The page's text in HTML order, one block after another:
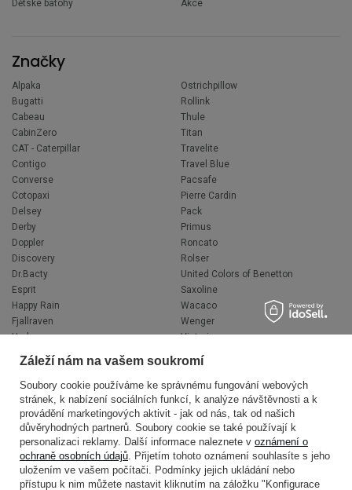
Dětské batohy
Akce
Značky
Alpaka
Bugatti
Cabeau
CabinZero
CAT - Caterpillar
Contigo
Converse
Cotopaxi
Delsey
Derby
Doppler
Discovery
Dr.Bacty
Esprit
Happy Rain
Fjallraven
Hedgren
Jeep
Knirps
LEGO
National Geographic
Ogio
Ostrichpillow
Rollink
Thule
Titan
Travelite
Travel Blue
Pacsafe
Pierre Cardin
Pack
Primus
Roncato
Rolser
United Colors of Benetton
Saxoline
Wacaco
Wenger
Victorinox
XD Design
Zojirushi
Muitomas
FLYNKA
VANS
Záleží nám na vašem soukromí
Soubory cookie používáme ke správnému fungování webových
stránek, k nabízení sociálních funkcí, k analýze návštěvnosti a k
provádění marketingových aktivit - jak od nás, tak od našich
důvěryhodných partnerů. Soubory cookie se také používají k
personalizaci reklamy. Další informace naleznete v oznámení o
ochraně osobních údajů. Přijetím tohoto oznámení souhlasíte s jeho
uložením ve vašem počítači. Podmínky jejich ukládání nebo
přístupu k nim můžete nastavit kliknutím na záložku "Konfigurace